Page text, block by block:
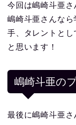
今回は嶋崎斗亜さ
嶋崎斗亜さんな
手、タレントと
と思います！
嶋崎斗亜の
最後に嶋崎斗亜さ